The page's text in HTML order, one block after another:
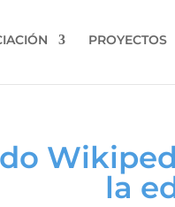
PROYECTOS
la